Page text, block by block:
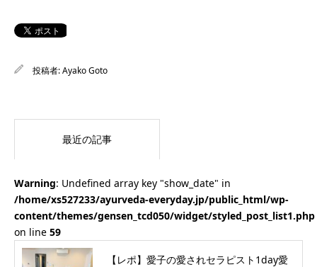
投稿者:Ayako Goto
最近の記事
Warning: Undefined array key "show_date" in
/home/xs527233/ayurveda-everyday.jp/public_html/wp-
content/themes/gensen_tcd050/widget/styled_post_list1.php
on line 59
【レポ】愛子の愛されセラピスト1day愛